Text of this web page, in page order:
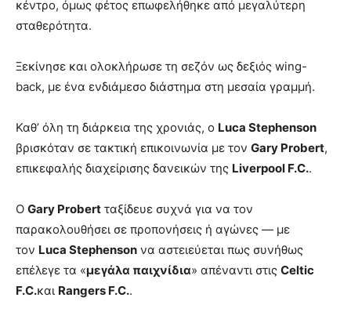
κέντρο, όμως φέτος επωφελήθηκε από μεγαλύτερη
σταθερότητα.
Ξεκίνησε και ολοκλήρωσε τη σεζόν ως δεξιός wing-
back, με ένα ενδιάμεσο διάστημα στη μεσαία γραμμή.
Καθ’ όλη τη διάρκεια της χρονιάς, ο Luca Stephenson
βρισκόταν σε τακτική επικοινωνία με τον Gary Probert,
επικεφαλής διαχείρισης δανεικών της Liverpool F.C..
Ο Gary Probert ταξίδευε συχνά για να τον
παρακολουθήσει σε προπονήσεις ή αγώνες — με
τον Luca Stephenson να αστειεύεται πως συνήθως
επέλεγε τα «μεγάλα παιχνίδια» απέναντι στις Celtic
F.C.και Rangers F.C..